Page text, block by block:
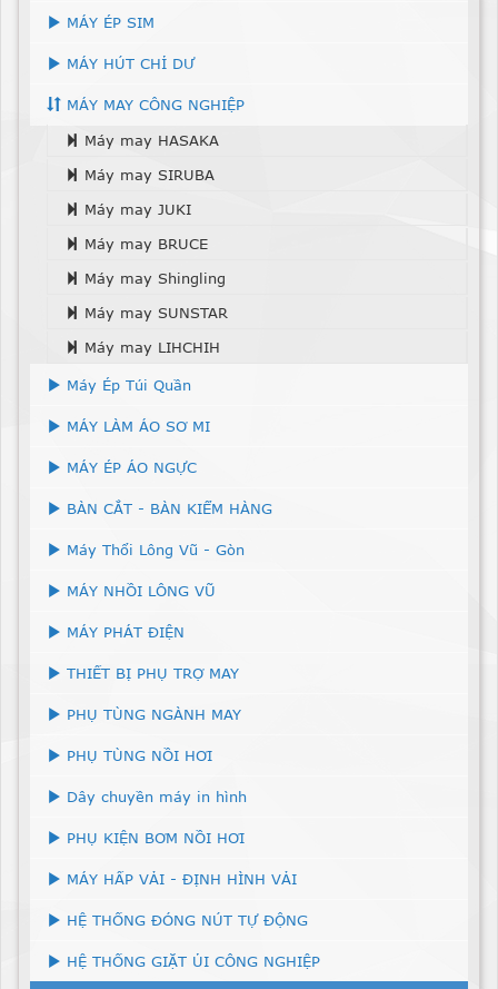
MÁY ÉP SIM
MÁY HÚT CHỈ DƯ
MÁY MAY CÔNG NGHIỆP
Máy may HASAKA
Máy may SIRUBA
Máy may JUKI
Máy may BRUCE
Máy may Shingling
Máy may SUNSTAR
Máy may LIHCHIH
Máy Ép Túi Quần
MÁY LÀM ÁO SƠ MI
MÁY ÉP ÁO NGỰC
BÀN CẮT - BÀN KIỂM HÀNG
Máy Thổi Lông Vũ - Gòn
MÁY NHỒI LÔNG VŨ
MÁY PHÁT ĐIỆN
THIẾT BỊ PHỤ TRỢ MAY
PHỤ TÙNG NGÀNH MAY
PHỤ TÙNG NỒI HƠI
Dây chuyền máy in hình
PHỤ KIỆN BƠM NỒI HƠI
MÁY HẤP VẢI - ĐỊNH HÌNH VẢI
HỆ THỐNG ĐÓNG NÚT TỰ ĐỘNG
HỆ THỐNG GIẶT ỦI CÔNG NGHIỆP